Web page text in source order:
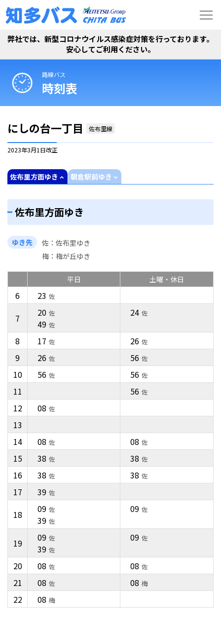
弊社では、新型コロナウイルス感染症対策を行っております。
安心してご利用ください。
路線バス
時刻表
にしの台一丁目 佐布里線
2023年3月1日改正
佐布里方面ゆき 朝倉駅前ゆき
佐布里方面ゆき
ゆき先 佐
佐布里ゆき
梅
梅が丘ゆき
平日
6
7
8
9
10
11
12
13
14
15
16
17
18
19
20
21
22
23 佐
20 佐
49 佐
17 佐
26 佐
56 佐
08 佐
08 佐
38 佐
38 佐
39 佐
09 佐
39 佐
09 佐
39 佐
08 佐
08 佐
08 梅
土曜・休日
24 佐
26 佐
56 佐
56 佐
56 佐
08 佐
38 佐
38 佐
09 佐
09 佐
08 佐
08 梅